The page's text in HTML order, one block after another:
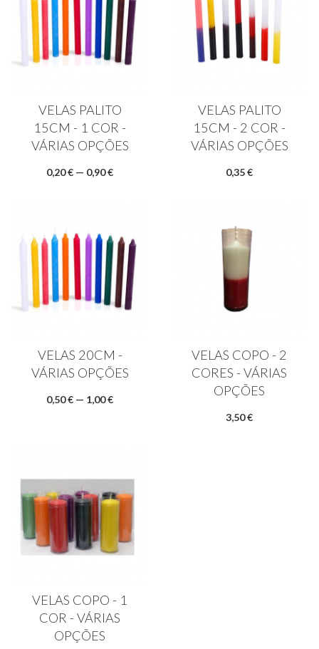
VELAS PALITO
15CM - 1 COR -
VÁRIAS OPÇÕES
0,20 € — 0,90 €
VELAS PALITO
15CM - 2 COR -
VÁRIAS OPÇÕES
0,35 €
VELAS 20CM -
VÁRIAS OPÇÕES
0,50 € — 1,00 €
VELAS COPO - 2
CORES - VÁRIAS
OPÇÕES
3,50 €
VELAS COPO - 1
COR - VÁRIAS
OPÇÕES